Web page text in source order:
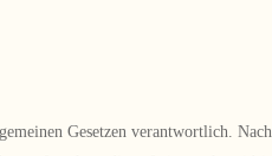
Gesetzen verantwortlich.